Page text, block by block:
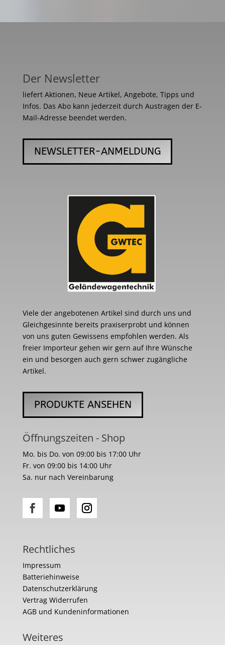
Der Newsletter
liefert Aktionen, Neue Artikel, Angebote, Tipps und
Infos. Das Abo kann jederzeit durch Austragen der E-
Mail-Adresse beendet werden.
NEWSLETTER-ANMELDUNG
Viele der angebotenen Artikel sind durch uns und
Gleichgesinnte bereits praxiserprobt und können
von uns guten Gewissens empfohlen werden. Als
freier Importeur gehen wir gern auf Ihre Wünsche
ein und besorgen auch gern schwer zugängliche
Artikel.
PRODUKTE ANSEHEN
Öffnungszeiten - Shop
Mo. bis Do. von 09:00 bis 17:00 Uhr
Fr. von 09:00 bis 14:00 Uhr
Sa. nur nach Vereinbarung
Rechtliches
Impressum
Batteriehinweise
Datenschutzerklärung
Vertrag Widerrufen
AGB und Kundeninformationen
Weiteres